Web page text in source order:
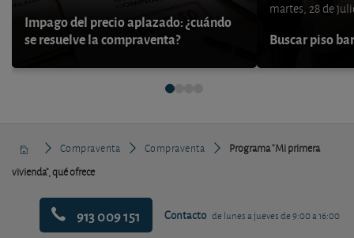
Impago del precio aplazado: ¿cuándo
se resuelve la compraventa?
martes, 28 de
Buscar piso
Compraventa Compraventa
Programa "Mi primera
vivienda", qué ofrece
913 009 151 Contacto de lunes a jueves de 9:00 a 16:00